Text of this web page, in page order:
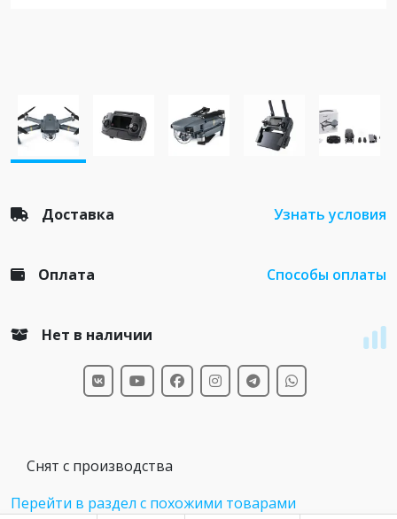
Доставка Узнать условия
Оплата Способы оплаты
Нет в наличии
Снят с производства
Перейти в раздел с похожими товарами